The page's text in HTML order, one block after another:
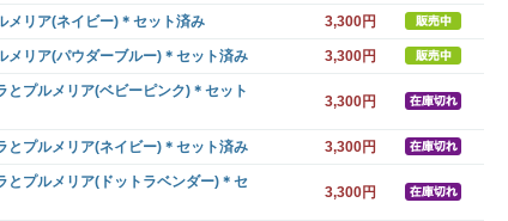
メリア(ネイビー)＊セット済み 3,300円
メリア(パウダーブルー)＊セット済み 3,300円
とプルメリア(ベビーピンク)＊セット
3,300円
とプルメリア(ネイビー)＊セット済み 3,300円
とプルメリア(ドットラベンダー)＊セ
3,300円